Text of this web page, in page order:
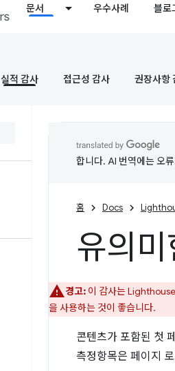
문서 우수사례 블로
실적 감사 접근성 감사 권장사항
합니다. AI 번역에는 오
홈 Docs
유의
경고: 이 감사는
을 사용하는 것이 좋습니다.
콘텐츠가 포함된 첫
측정항목은 페이지